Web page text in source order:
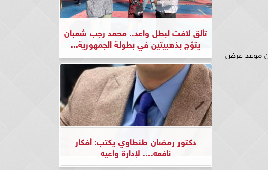
الآن عن موعد عرض
تألق لافت لبطل واعد.. محمد رجب شعبان
يتوّج بذهبيتين في بطولة الجمهورية...
دكتور رمضان طنطاوي يكتب: أفكار
نافعه.... لإدارة واعيه